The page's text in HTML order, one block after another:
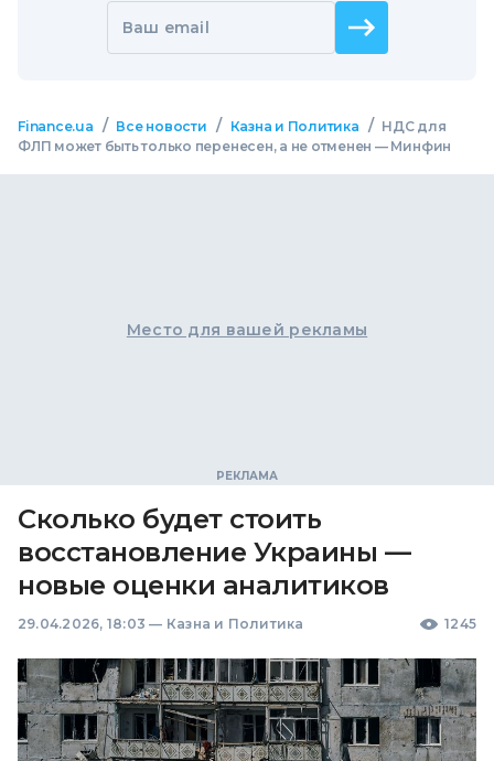
Ваш email
Finance.ua / Все новости / Казна и Политика / НДС для
ФЛП может быть только перенесен, а не отменен — Минфин
Место для вашей рекламы
Сколько будет стоить
восстановление Украины —
новые оценки аналитиков
29.04.2026, 18:03 — Казна и Политика 1245